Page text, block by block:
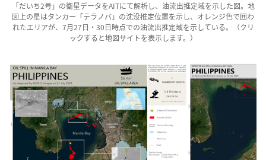
「だいち2号」の衛星データをAITにて解析し、油流出推定域を示した図。地
図上の星はタンカー「テラノバ」の沈没推定位置を示し、オレンジ色で囲わ
れたエリアが、7月27日・30日時点での油流出推定域を示している。（クリ
ックすると地図サイトを表示します。）